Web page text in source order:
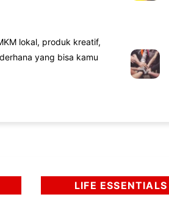
lokal, produk kreatif,
yang bisa kamu
LIFE ESSENTIALS